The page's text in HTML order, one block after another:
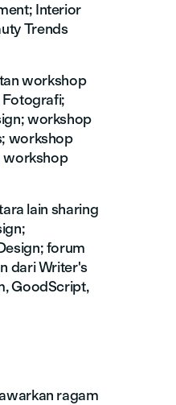
Interior
Trends
workshop
workshop
workshop
workshop
lain sharing
forum
dari Writer's
GoodScript,
ragam